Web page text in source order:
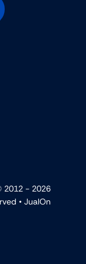
2012 - 2026
• JualOn